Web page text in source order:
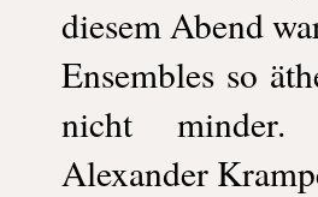
diesem Abend
Ensembles so
nicht
Alexander